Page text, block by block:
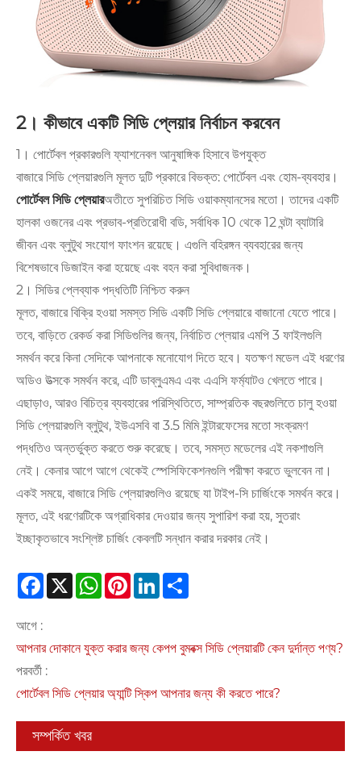
2। কীভাবে একটি সিডি প্লেয়ার নির্বাচন করবেন
1। পোর্টেবল প্রকারগুলি ফ্যাশনেবল আনুষাঙ্গিক হিসাবে উপযুক্ত
বাজারে সিডি প্লেয়ারগুলি মূলত দুটি প্রকারে বিভক্ত: পোর্টেবল এবং হোম-ব্যবহার।
পোর্টেবল সিডি প্লেয়ারঅতীতে সুপরিচিত সিডি ওয়াকম্যানসের মতো। তাদের একটি
হালকা ওজনের এবং প্রভাব-প্রতিরোধী বডি, সর্বাধিক 10 থেকে 12 ঘন্টা ব্যাটারি
জীবন এবং ব্লুটুথ সংযোগ ফাংশন রয়েছে। এগুলি বহিরঙ্গন ব্যবহারের জন্য
বিশেষভাবে ডিজাইন করা হয়েছে এবং বহন করা সুবিধাজনক।
2। সিডির প্লেব্যাক পদ্ধতিটি নিশ্চিত করুন
মূলত, বাজারে বিক্রি হওয়া সমস্ত সিডি একটি সিডি প্লেয়ারে বাজানো যেতে পারে।
তবে, বাড়িতে রেকর্ড করা সিডিগুলির জন্য, নির্বাচিত প্লেয়ার এমপি 3 ফাইলগুলি
সমর্থন করে কিনা সেদিকে আপনাকে মনোযোগ দিতে হবে। যতক্ষণ মডেল এই ধরণের
অডিও উত্সকে সমর্থন করে, এটি ডাব্লুএমএ এবং এএসি ফর্ম্যাটও খেলতে পারে।
এছাড়াও, আরও বিচিত্র ব্যবহারের পরিস্থিতিতে, সাম্প্রতিক বছরগুলিতে চালু হওয়া
সিডি প্লেয়ারগুলি ব্লুটুথ, ইউএসবি বা 3.5 মিমি ইন্টারফেসের মতো সংক্রমণ
পদ্ধতিও অন্তর্ভুক্ত করতে শুরু করেছে। তবে, সমস্ত মডেলের এই নকশাগুলি
নেই। কেনার আগে আগে থেকেই স্পেসিফিকেশনগুলি পরীক্ষা করতে ভুলবেন না।
একই সময়ে, বাজারে সিডি প্লেয়ারগুলিও রয়েছে যা টাইপ-সি চার্জিংকে সমর্থন করে।
মূলত, এই ধরণেরটিকে অগ্রাধিকার দেওয়ার জন্য সুপারিশ করা হয়, সুতরাং
ইচ্ছাকৃতভাবে সংশ্লিষ্ট চার্জিং কেবলটি সন্ধান করার দরকার নেই।
Facebook
X WhatsApp
PinterestLinkedIn
আগে :
আপনার দোকানে যুক্ত করার জন্য কেপপ বুমবক্স সিডি প্লেয়ারটি কেন দুর্দান্ত পণ্য?
পরবর্তী :
পোর্টেবল সিডি প্লেয়ার অ্যান্টি স্কিপ আপনার জন্য কী করতে পারে?
সম্পর্কিত খবর